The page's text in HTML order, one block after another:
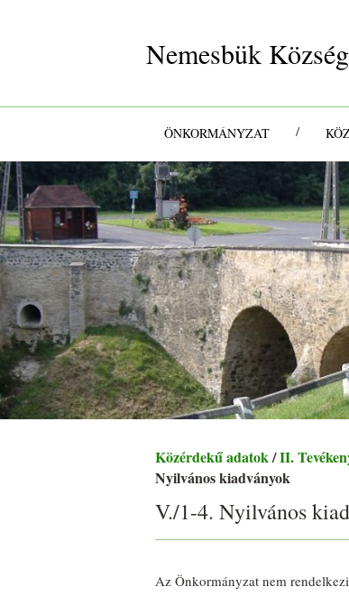
Nemesbük
ÖNKORMÁNYZAT /
Közérdekű adatok /II.
Nyilvános kiadványok
V./1-4. Nyilvános
Az Önkormányzat nem